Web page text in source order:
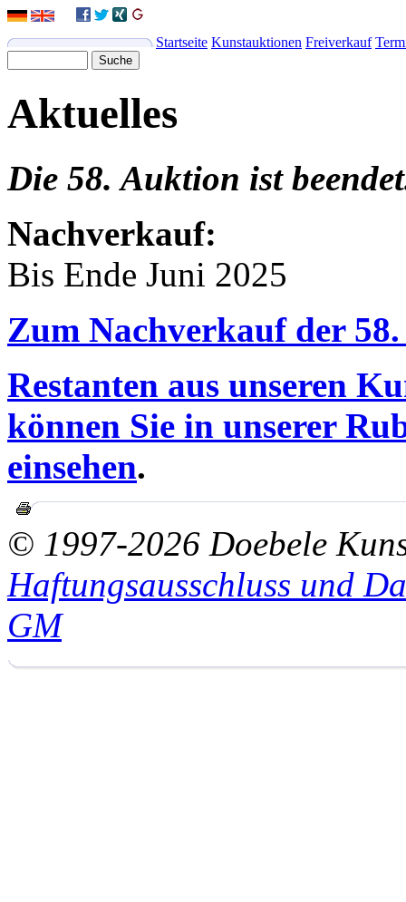
Startseite Kunstauktionen Freiverkauf
Aktuelles
Die 58. Auktion ist
Nachverkauf:
Bis Ende Juni 2025
Zum Nachverkauf der
Restanten aus unseren
können Sie in unserer
einsehen.
© 1997-2026 Doebele
Haftungsausschluss und
GM